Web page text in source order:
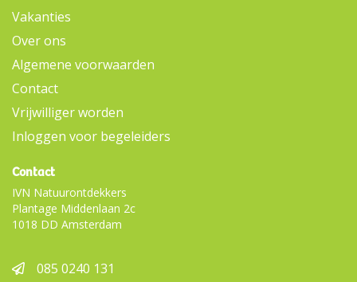
Vakanties
Over ons
Algemene voorwaarden
Contact
Vrijwilliger worden
Inloggen voor begeleiders
Contact
IVN Natuurontdekkers
Plantage Middenlaan 2c
1018 DD Amsterdam
085 0240 131